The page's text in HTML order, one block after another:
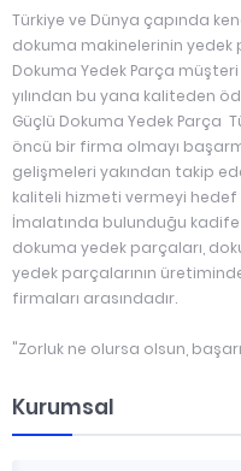
Türkiye ve Dünya çapında
dokuma makinelerinin yedek
Dokuma Yedek Parça
yılından bu yana kaliteden
Güçlü Dokuma Yedek Parça
öncü bir firma olmayı
gelişmeleri yakından takip
kaliteli hizmeti vermeyi
İmalatında bulunduğu
dokuma yedek parçaları,
yedek parçalarının
firmaları arasındadır.
"Zorluk ne olursa olsun,
Kurumsal